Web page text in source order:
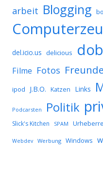
arbeit Blogging
del.icio.us delicious
Filme Fotos Freunde
ipod J.B.O. Katzen Links
Podcarsten Politik
Slick's Kitchen SPAM
Webdev Werbung Windows